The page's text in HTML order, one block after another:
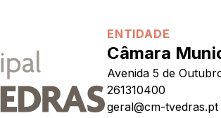
ENTIDADE
Câmara
Avenida 5 de
261310400
geral@cm-tvedras.pt